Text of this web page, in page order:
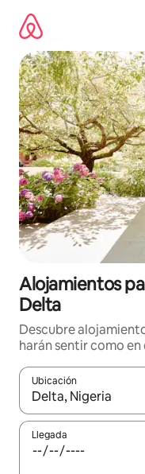
contenido
Alojamientos
Delta
Descubre
harán sentir como en
Ubicación
Cuando los
Llegada